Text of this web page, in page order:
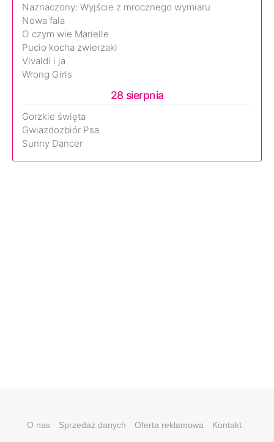
Naznaczony: Wyjście z mrocznego wymiaru
Nowa fala
O czym wie Marielle
Pucio kocha zwierzaki
Vivaldi i ja
Wrong Girls
28 sierpnia
Gorzkie święta
Gwiazdozbiór Psa
Sunny Dancer
O nas Sprzedaż danych Oferta reklamowa Kontakt